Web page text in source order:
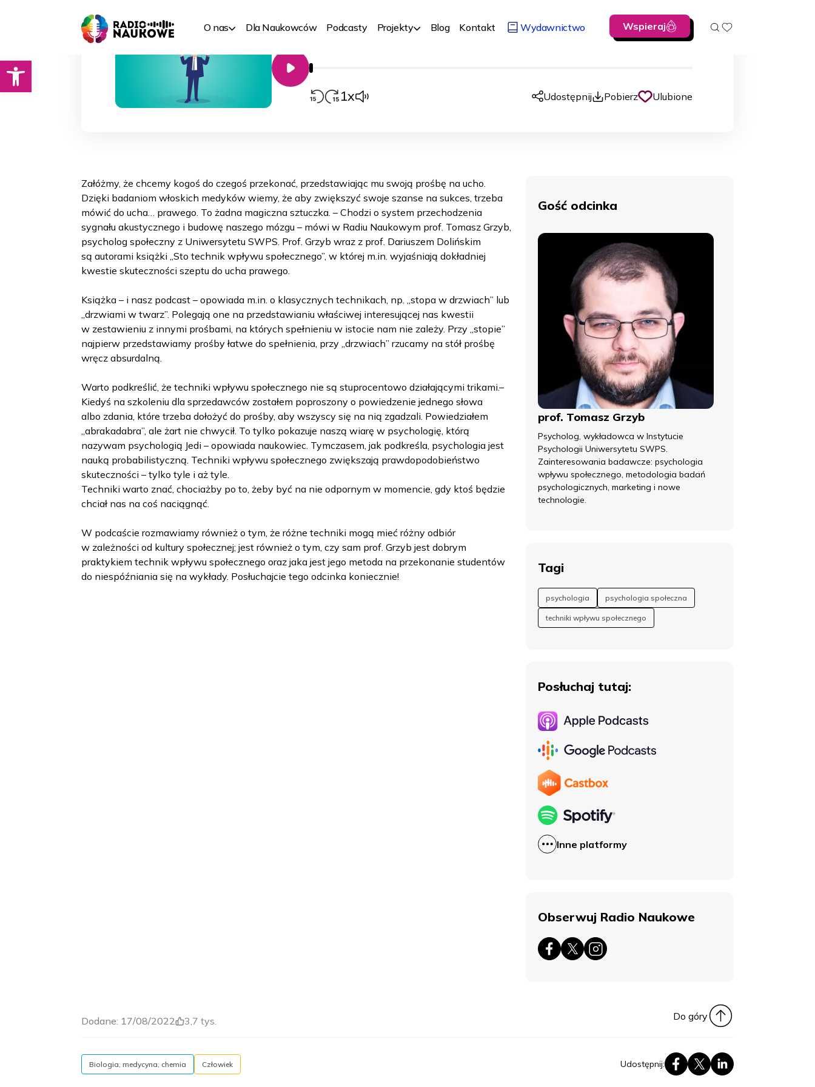
Otwórz pasek narzędzi
O nas Dla Naukowców Podcasty Projekty Blog Kontakt Wydawnictwo Wspieraj
Nr 108 13/01/2024 Biologia, medycyna, chemiaCzłowiek
Odtwarzacz
1x Udostępnij Pobierz Ulubione
Załóżmy, że chcemy kogoś do czegoś przekonać, przedstawiając mu swoją prośbę na ucho.
Dzięki badaniom włoskich medyków wiemy, że aby zwiększyć swoje szanse na sukces, trzeba
mówić do ucha… prawego. To żadna magiczna sztuczka. – Chodzi o system przechodzenia
sygnału akustycznego i budowę naszego mózgu – mówi w Radiu Naukowym prof. Tomasz Grzyb,
psycholog społeczny z Uniwersytetu SWPS. Prof. Grzyb wraz z prof. Dariuszem Dolińskim
są autorami książki „Sto technik wpływu społecznego”, w której m.in. wyjaśniają dokładniej
kwestie skuteczności szeptu do ucha prawego.
Książka – i nasz podcast – opowiada m.in. o klasycznych technikach, np. „stopa w drzwiach” lub
„drzwiami w twarz”. Polegają one na przedstawianiu właściwej interesującej nas kwestii
w zestawieniu z innymi prośbami, na których spełnieniu w istocie nam nie zależy. Przy „stopie”
najpierw przedstawiamy prośby łatwe do spełnienia, przy „drzwiach” rzucamy na stół prośbę
wręcz absurdalną.
Warto podkreślić, że techniki wpływu społecznego nie są stuprocentowo działającymi trikami.–
Kiedyś na szkoleniu dla sprzedawców zostałem poproszony o powiedzenie jednego słowa
albo zdania, które trzeba dołożyć do prośby, aby wszyscy się na nią zgadzali. Powiedziałem
„abrakadabra”, ale żart nie chwycił. To tylko pokazuje naszą wiarę w psychologię, którą
nazywam psychologią Jedi – opowiada naukowiec. Tymczasem, jak podkreśla, psychologia jest
nauką probabilistyczną. Techniki wpływu społecznego zwiększają prawdopodobieństwo
skuteczności – tylko tyle i aż tyle.
Techniki warto znać, chociażby po to, żeby być na nie odpornym w momencie, gdy ktoś będzie
chciał nas na coś naciągnąć.
W podcaście rozmawiamy również o tym, że różne techniki mogą mieć różny odbiór
w zależności od kultury społecznej; jest również o tym, czy sam prof. Grzyb jest dobrym
praktykiem technik wpływu społecznego oraz jaka jest jego metoda na przekonanie studentów
do niespóźniania się na wykłady. Posłuchajcie tego odcinka koniecznie!
Dodane: 17/08/2022 3,7 tys. Do góry
Biologia, medycyna, chemia Człowiek Udostępnij:
Gość odcinka
prof. Tomasz Grzyb
Psycholog, wykładowca w Instytucie
Psychologii Uniwersytetu SWPS.
Zainteresowania badawcze: psychologia
wpływu społecznego, metodologia badań
psychologicznych, marketing i nowe
technologie.
Tagi
psychologia psychologia społeczna
techniki wpływu społecznego
Posłuchaj tutaj:
Inne platformy
Obserwuj Radio Naukowe